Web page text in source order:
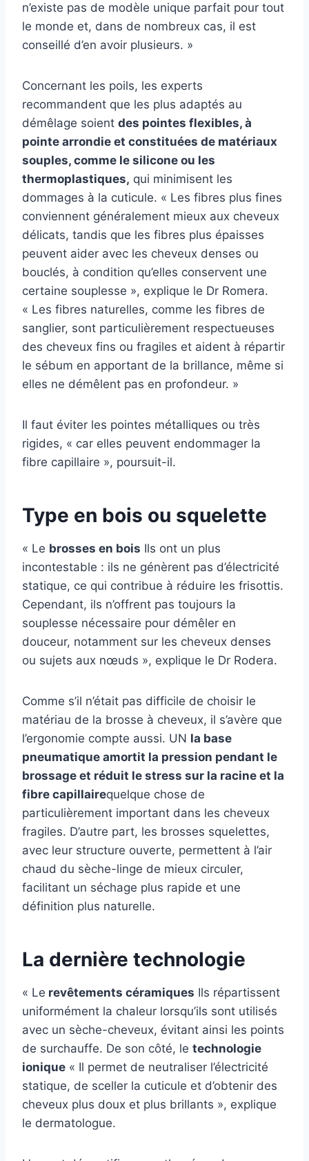
n’existe pas de modèle unique parfait pour tout
le monde et, dans de nombreux cas, il est
conseillé d’en avoir plusieurs. »
Concernant les poils, les experts
recommandent que les plus adaptés au
démêlage soient des pointes flexibles, à
pointe arrondie et constituées de matériaux
souples, comme le silicone ou les
thermoplastiques, qui minimisent les
dommages à la cuticule. « Les fibres plus fines
conviennent généralement mieux aux cheveux
délicats, tandis que les fibres plus épaisses
peuvent aider avec les cheveux denses ou
bouclés, à condition qu’elles conservent une
certaine souplesse », explique le Dr Romera.
« Les fibres naturelles, comme les fibres de
sanglier, sont particulièrement respectueuses
des cheveux fins ou fragiles et aident à répartir
le sébum en apportant de la brillance, même si
elles ne démêlent pas en profondeur. »
Il faut éviter les pointes métalliques ou très
rigides, « car elles peuvent endommager la
fibre capillaire », poursuit-il.
Type en bois ou squelette
« Le brosses en bois Ils ont un plus
incontestable : ils ne génèrent pas d’électricité
statique, ce qui contribue à réduire les frisottis.
Cependant, ils n’offrent pas toujours la
souplesse nécessaire pour démêler en
douceur, notamment sur les cheveux denses
ou sujets aux nœuds », explique le Dr Rodera.
Comme s’il n’était pas difficile de choisir le
matériau de la brosse à cheveux, il s’avère que
l’ergonomie compte aussi. UN la base
pneumatique amortit la pression pendant le
brossage et réduit le stress sur la racine et la
fibre capillairequelque chose de
particulièrement important dans les cheveux
fragiles. D’autre part, les brosses squelettes,
avec leur structure ouverte, permettent à l’air
chaud du sèche-linge de mieux circuler,
facilitant un séchage plus rapide et une
définition plus naturelle.
La dernière technologie
« Le revêtements céramiques Ils répartissent
uniformément la chaleur lorsqu’ils sont utilisés
avec un sèche-cheveux, évitant ainsi les points
de surchauffe. De son côté, le technologie
ionique « Il permet de neutraliser l’électricité
statique, de sceller la cuticule et d’obtenir des
cheveux plus doux et plus brillants », explique
le dermatologue.